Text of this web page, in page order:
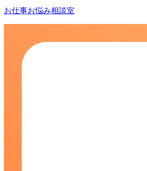
お仕事お悩み相談室